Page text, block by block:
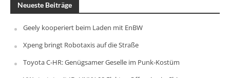
Neueste Beiträge
Geely kooperiert beim Laden mit EnBW
Xpeng bringt Robotaxis auf die Straße
Toyota C-HR: Genügsamer Geselle im Punk-Kostüm